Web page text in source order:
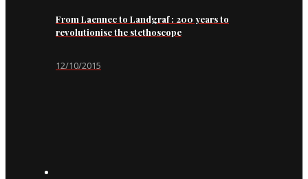
From Laennec to Landgraf : 200 years to
revolutionise the stethoscope
12/10/2015